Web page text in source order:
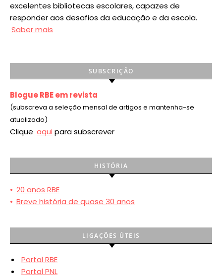
excelentes bibliotecas escolares, capazes de
responder aos desafios da educação e da escola.
Saber mais
SUBSCRIÇÃO
Blogue RBE em revista
(subscreva a seleção mensal de artigos e mantenha-se
atualizado)
Clique aqui para subscrever
HISTÓRIA
• 20 anos RBE
• Breve história de quase 30 anos
LIGAÇÕES ÚTEIS
Portal RBE
Portal PNL